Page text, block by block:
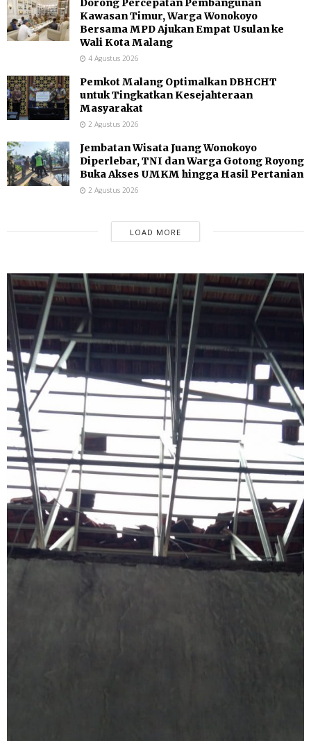
Dorong Percepatan Pembangunan
Kawasan Timur, Warga Wonokoyo
Bersama MPD Ajukan Empat Usulan ke
Wali Kota Malang
4 Agustus 2026
Pemkot Malang Optimalkan DBHCHT
untuk Tingkatkan Kesejahteraan
Masyarakat
2 Agustus 2026
Jembatan Wisata Juang Wonokoyo
Diperlebar, TNI dan Warga Gotong Royong
Buka Akses UMKM hingga Hasil Pertanian
2 Agustus 2026
LOAD MORE